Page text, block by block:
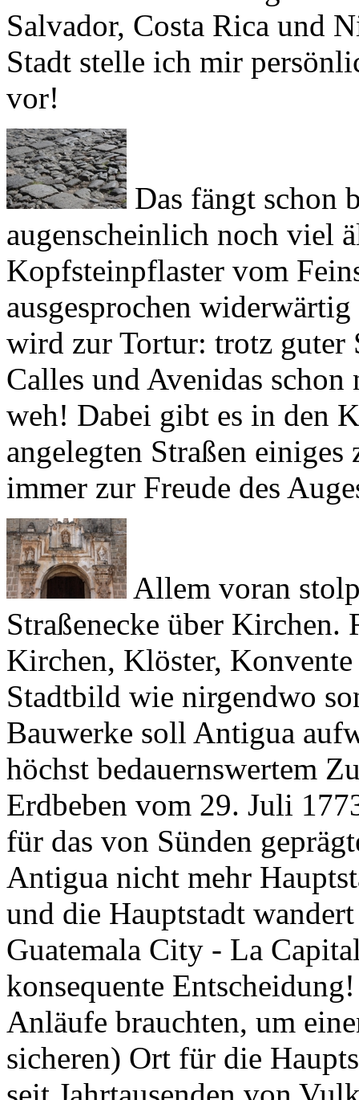
Stadt stelle ich mir
vor!
augenscheinlich noch viel
Kopfsteinpflaster vom
ausgesprochen
wird zur Tortur: trotz guter
Calles und Avenidas
weh! Dabei gibt es in den
angelegten Straßen
immer zur Freude des
Straßenecke über Kirchen.
Kirchen, Klöster,
Stadtbild wie nirgendwo
Bauwerke soll Antigua
höchst bedauernswertem
Erdbeben vom 29. Juli
für das von Sünden
Antigua nicht mehr
und die Hauptstadt
Guatemala City - La
konsequente
Anläufe brauchten, um
sicheren) Ort für die
seit Jahrtausenden von
Erdstößen heimgesucht